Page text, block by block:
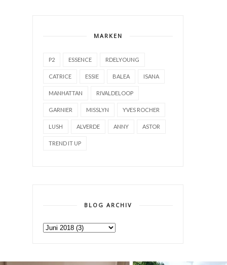
MARKEN
P2 ESSENCE RDELYOUNG
CATRICE ESSIE BALEA ISANA
MANHATTAN RIVALDELOOP
GARNIER MISSLYN YVES ROCHER
LUSH ALVERDE ANNY ASTOR
TREND IT UP
BLOG ARCHIV